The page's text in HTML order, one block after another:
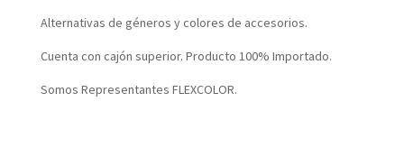
Alternativas de géneros y colores de accesorios.
Cuenta con cajón superior. Producto 100% Importado.
Somos Representantes FLEXCOLOR.